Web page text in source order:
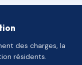
des charges, la
résidents.